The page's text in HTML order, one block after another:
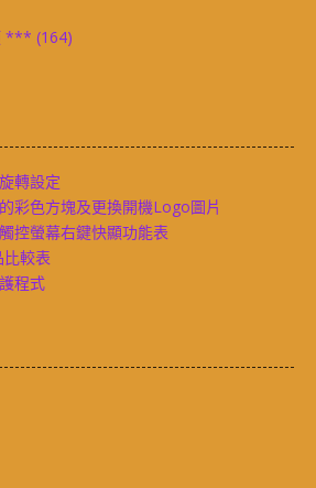
*** (164)
轉設定
彩色方塊及更換開機Logo圖片
控螢幕右鍵快顯功能表
較表
程式